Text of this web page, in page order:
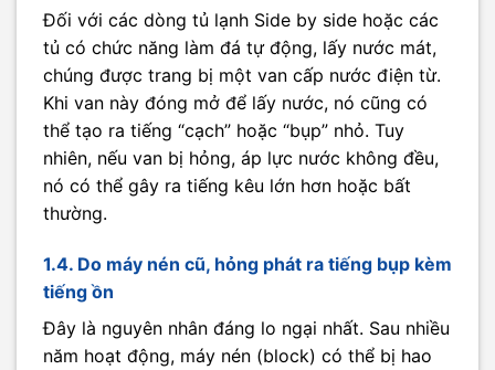
Đối với các dòng tủ lạnh Side by side hoặc các
tủ có chức năng làm đá tự động, lấy nước mát,
chúng được trang bị một van cấp nước điện từ.
Khi van này đóng mở để lấy nước, nó cũng có
thể tạo ra tiếng “cạch” hoặc “bụp” nhỏ. Tuy
nhiên, nếu van bị hỏng, áp lực nước không đều,
nó có thể gây ra tiếng kêu lớn hơn hoặc bất
thường.
1.4. Do máy nén cũ, hỏng phát ra tiếng bụp kèm
tiếng ồn
Đây là nguyên nhân đáng lo ngại nhất. Sau nhiều
năm hoạt động, máy nén (block) có thể bị hao